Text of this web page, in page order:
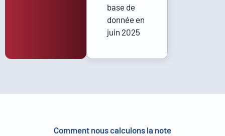
base de
donnée en
juin 2025
Comment nous calculons la note